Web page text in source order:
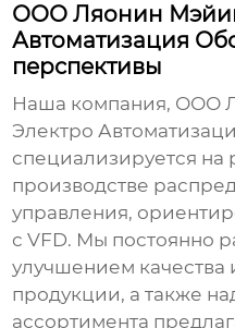
ООО Ляонин
Автоматизация
перспективы
Наша компания, ООО
Электро
специализируется на
производстве
управления,
с VFD. Мы постоянно
улучшением
продукции, а также
ассортимента